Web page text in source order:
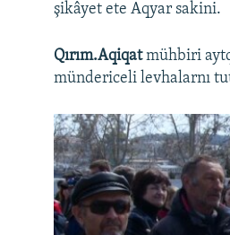
şikâyet ete Aqyar sakini.
Qırım.Aqiqatmühbiri
mündericeli levhalarnı